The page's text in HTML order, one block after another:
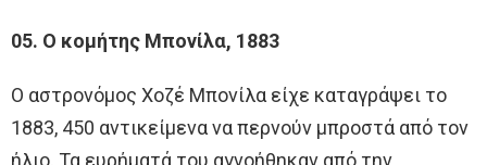
05. Ο κομήτης Μπονίλα, 1883
Ο αστρονόμος Χοζέ Μπονίλα είχε καταγράψει το
1883, 450 αντικείμενα να περνούν μπροστά από τον
ήλιο. Τα ευρήματά του αγνοήθηκαν από την